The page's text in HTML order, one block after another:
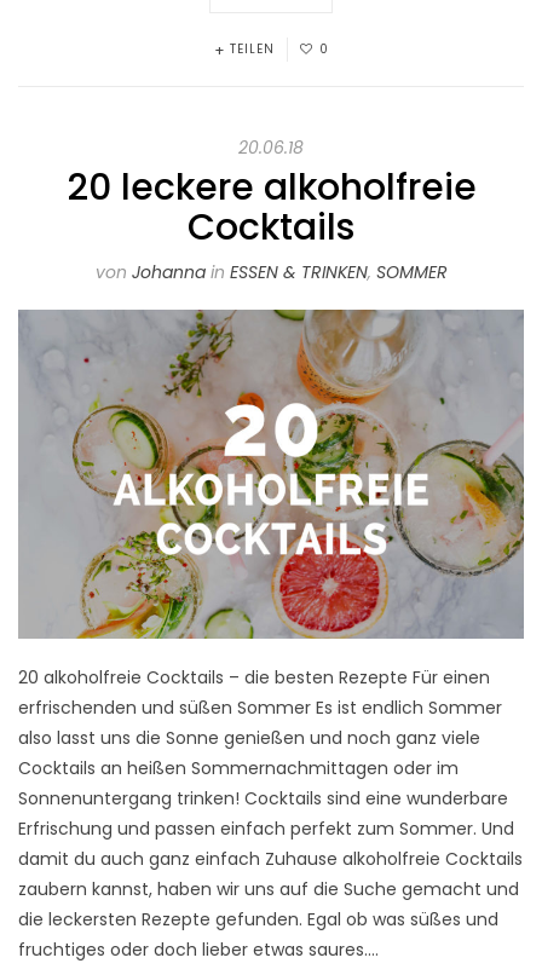
TEILEN 0
20.06.18
20 leckere alkoholfreie
Cocktails
von Johannain ESSEN & TRINKEN, SOMMER
20 alkoholfreie Cocktails – die besten Rezepte Für einen
erfrischenden und süßen Sommer Es ist endlich Sommer
also lasst uns die Sonne genießen und noch ganz viele
Cocktails an heißen Sommernachmittagen oder im
Sonnenuntergang trinken! Cocktails sind eine wunderbare
Erfrischung und passen einfach perfekt zum Sommer. Und
damit du auch ganz einfach Zuhause alkoholfreie Cocktails
zaubern kannst, haben wir uns auf die Suche gemacht und
die leckersten Rezepte gefunden. Egal ob was süßes und
fruchtiges oder doch lieber etwas saures.…